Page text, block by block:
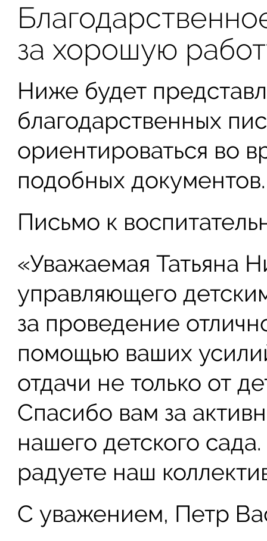
за хорошую
Ниже будет
благодарственных
ориентироваться во
подобных документов.
Письмо к
«Уважаемая Татьяна
управляющего
за проведение
помощью ваших
отдачи не только от
Спасибо вам за
нашего детского
радуете наш
С уважением, Петр